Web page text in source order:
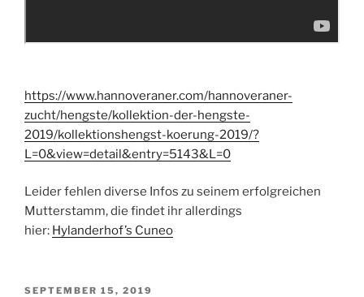
https://www.hannoveraner.com/hannoveraner-
zucht/hengste/kollektion-der-hengste-
2019/kollektionshengst-koerung-2019/?
L=0&view=detail&entry=5143&L=0
Leider fehlen diverse Infos zu seinem erfolgreichen
Mutterstamm, die findet ihr allerdings
hier: Hylanderhof’s Cuneo
VERÖFFENTLICHT
SEPTEMBER 15, 2019